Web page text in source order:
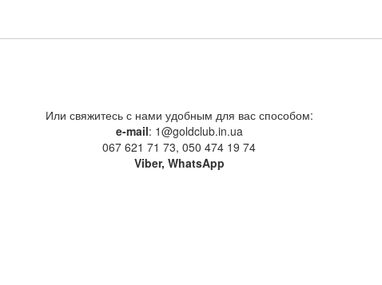
Или свяжитесь с нами удобным для вас способом:
e-mail: 1@goldclub.in.ua
067 621 71 73, 050 474 19 74
Viber, WhatsApp